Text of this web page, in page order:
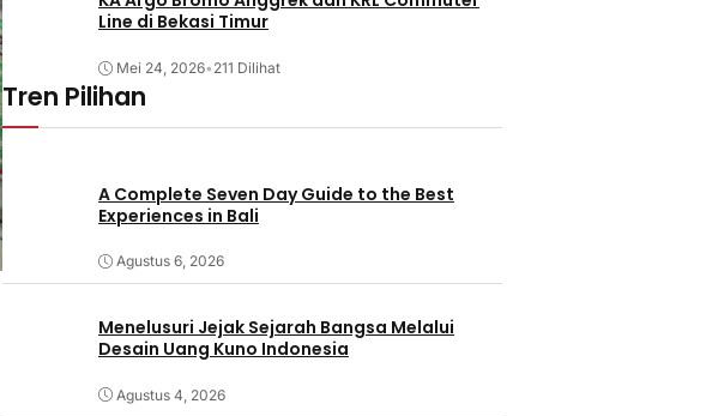
Line di Bekasi Timur
Mei 24, 2026• 211 Dilihat
Tren Pilihan
A Complete Seven Day Guide to the Best
Experiences in Bali
Agustus 6, 2026
Menelusuri Jejak Sejarah Bangsa Melalui
Desain Uang Kuno Indonesia
Agustus 4, 2026